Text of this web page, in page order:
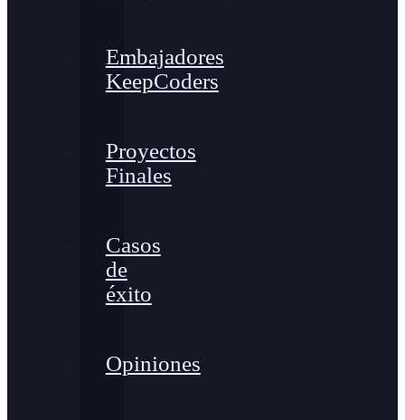
Embajadores
KeepCoders
Proyectos
Finales
Casos
de
éxito
Opiniones